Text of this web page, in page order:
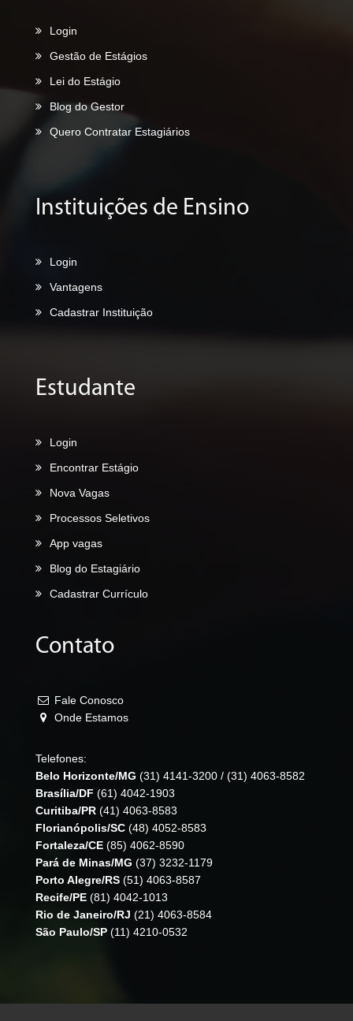
Login
Gestão de Estágios
Lei do Estágio
Blog do Gestor
Quero Contratar Estagiários
Instituições de Ensino
Login
Vantagens
Cadastrar Instituição
Estudante
Login
Encontrar Estágio
Nova Vagas
Processos Seletivos
App vagas
Blog do Estagiário
Cadastrar Currículo
Contato
Fale Conosco
Onde Estamos
Telefones:
Belo Horizonte/MG (31) 4141-3200 / (31) 4063-8582
Brasília/DF (61) 4042-1903
Curitiba/PR (41) 4063-8583
Florianópolis/SC (48) 4052-8583
Fortaleza/CE (85) 4062-8590
Pará de Minas/MG (37) 3232-1179
Porto Alegre/RS (51) 4063-8587
Recife/PE (81) 4042-1013
Rio de Janeiro/RJ (21) 4063-8584
São Paulo/SP (11) 4210-0532